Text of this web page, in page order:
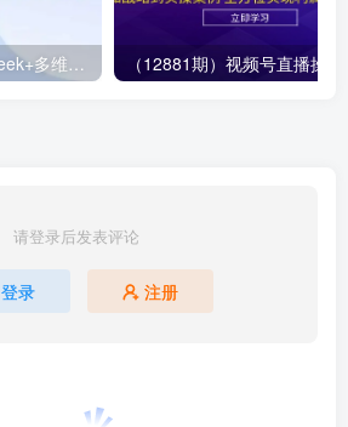
（14280期）Deepseek+多维表格，银行营销新利器，深度解析应用策略，提升营销效果
请登录后发表评论
登录 注册